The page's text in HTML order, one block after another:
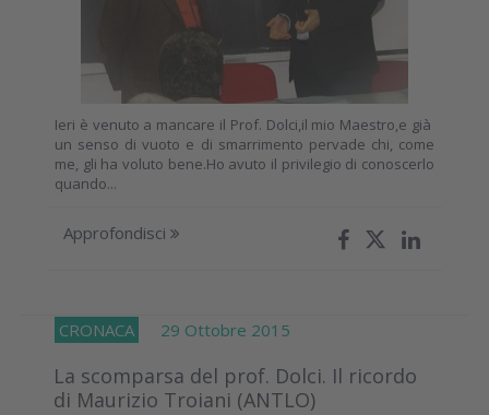
Ieri è venuto a mancare il Prof. Dolci,il mio Maestro,e già
un senso di vuoto e di smarrimento pervade chi, come
me, gli ha voluto bene.Ho avuto il privilegio di conoscerlo
quando...
Approfondisci
CRONACA 29 Ottobre 2015
La scomparsa del prof. Dolci. Il ricordo
di Maurizio Troiani (ANTLO)